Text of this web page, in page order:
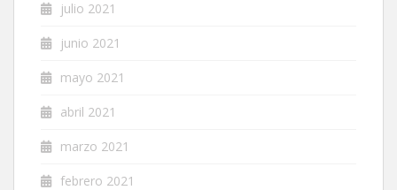
julio 2021
junio 2021
mayo 2021
abril 2021
marzo 2021
febrero 2021